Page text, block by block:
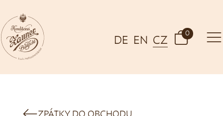
DE EN CZ
0